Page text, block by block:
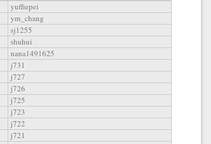
yuffiepei
ym_chang
sj1255
shuhui
nana1491625
j731
j727
j726
j725
j723
j722
j721